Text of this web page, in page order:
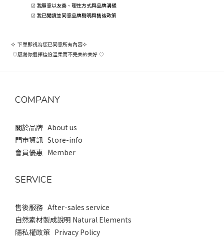
☑ 我願意以友善、理性方式與品牌溝通
☑ 我已閱讀並同意品牌聲明與售後政策
⟡ 下單即視為您已同意所有內容⟡
♡感謝你選擇這份溫柔而不完美的美好 ♡
COMPANY
關於品牌 About us
門市資訊 Store-info
會員優惠 Member
SERVICE
售後服務 After-sales service
自然素材製成說明 Natural Elements
隱私權政策 Privacy Policy